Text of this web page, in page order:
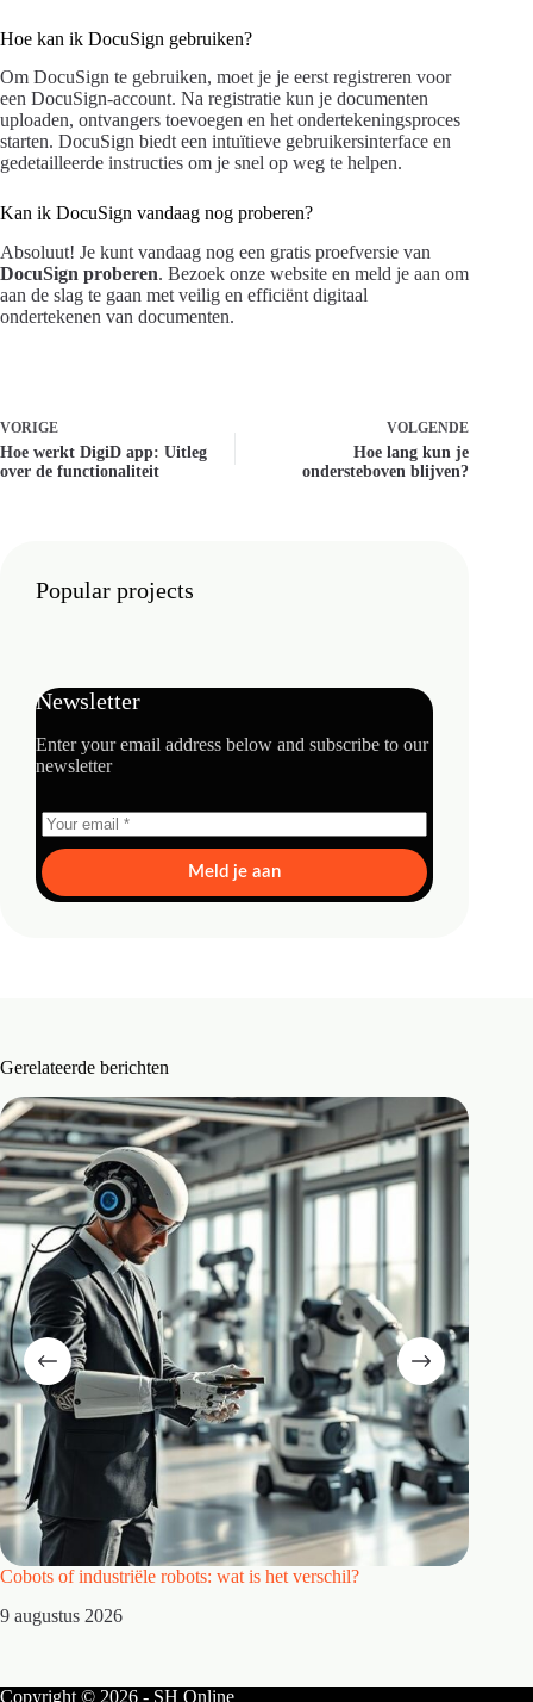
Hoe kan ik DocuSign gebruiken?
Om DocuSign te gebruiken, moet je je eerst registreren voor
een DocuSign-account. Na registratie kun je documenten
uploaden, ontvangers toevoegen en het ondertekeningsproces
starten. DocuSign biedt een intuïtieve gebruikersinterface en
gedetailleerde instructies om je snel op weg te helpen.
Kan ik DocuSign vandaag nog proberen?
Absoluut! Je kunt vandaag nog een gratis proefversie van
DocuSign proberen. Bezoek onze website en meld je aan om
aan de slag te gaan met veilig en efficiënt digitaal
ondertekenen van documenten.
VORIGE
Hoe werkt DigiD app: Uitleg
over de functionaliteit
VOLGENDE
Hoe lang kun je
ondersteboven blijven?
Popular projects
Newsletter
Enter your email address below and subscribe to our
newsletter
Meld je aan
Gerelateerde berichten
Cobots of industriële robots: wat is het verschil?
9 augustus 2026
Copyright © 2026 - SH Online